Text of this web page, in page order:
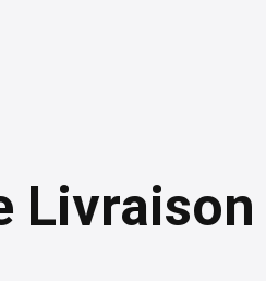
Livraison